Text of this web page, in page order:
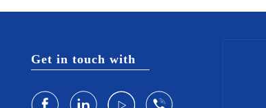
Get in touch with